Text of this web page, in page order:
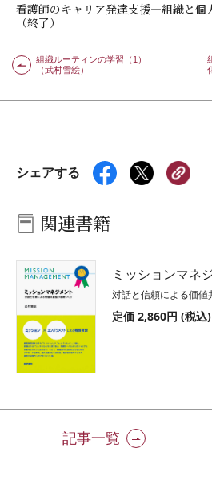
看護師のキャリア発達支援―組織と個
（終了）
組織ルーティンの学習（1）
（武村雪絵）
シェアする
関連書籍
ミッションマネ
対話と信頼による価値
定価 2,860円 (税込)
記事一覧